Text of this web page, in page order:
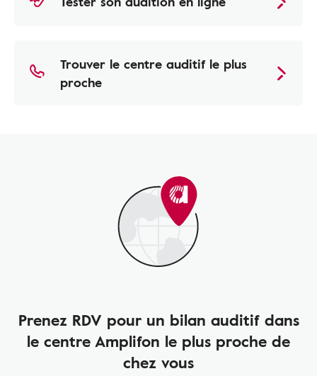
Trouver le centre auditif le plus
proche
Prenez RDV pour un bilan auditif dans
le centre Amplifon le plus proche de
chez vous